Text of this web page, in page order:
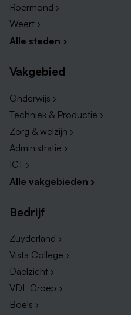
Roermond ›
Weert ›
Alle steden ›
Vakgebied
Onderwijs ›
Techniek & Productie ›
Zorg & welzijn ›
Administratie ›
ICT ›
Alle vakgebieden ›
Bedrijf
Zuyderland ›
Vista College ›
Daelzicht ›
VDL Groep ›
Boels ›